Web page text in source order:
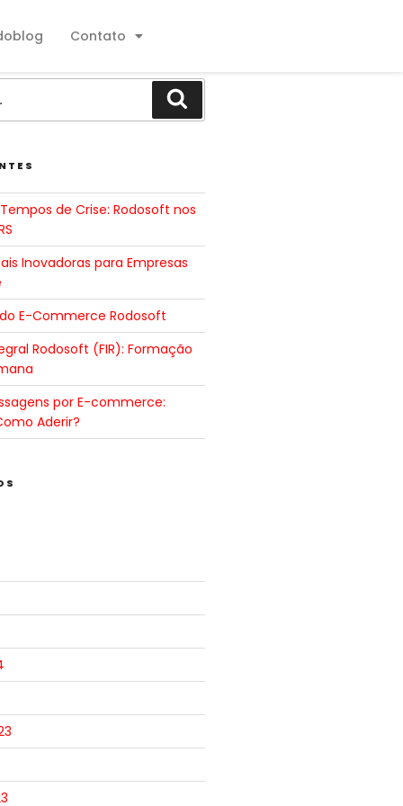
Contato
de Crise: Rodosoft nos
Inovadoras para Empresas
E-Commerce Rodosoft
Rodosoft (FIR): Formação
por E-commerce:
Aderir?